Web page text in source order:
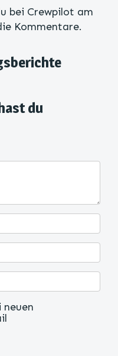
bei Crewpilot am
Kommentare.
du